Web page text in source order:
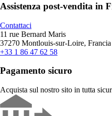
Assistenza post-vendita in
Contattaci
11 rue Bernard Maris
37270 Montlouis-sur-Loire, Francia
+33 1 86 47 62 58
Pagamento sicuro
Acquista sul nostro sito in tutta